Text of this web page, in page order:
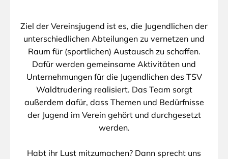
Ziel der Vereinsjugend ist es, die Jugendlichen der
unterschiedlichen Abteilungen zu vernetzen und
Raum für (sportlichen) Austausch zu schaffen.
Dafür werden gemeinsame Aktivitäten und
Unternehmungen für die Jugendlichen des TSV
Waldtrudering realisiert. Das Team sorgt
außerdem dafür, dass Themen und Bedürfnisse
der Jugend im Verein gehört und durchgesetzt
werden.
Habt ihr Lust mitzumachen? Dann sprecht uns